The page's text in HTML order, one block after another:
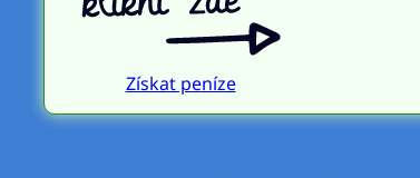
Získat peníze